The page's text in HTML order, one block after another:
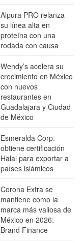
Alpura PRO relanza
su línea alta en
proteína con una
rodada con causa
Wendy’s acelera su
crecimiento en México
con nuevos
restaurantes en
Guadalajara y Ciudad
de México
Esmeralda Corp.
obtiene certificación
Halal para exportar a
países islámicos
Corona Extra se
mantiene como la
marca más valiosa de
México en 2026:
Brand Finance